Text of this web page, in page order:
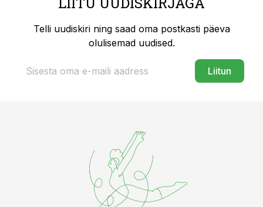
Telli uudiskiri ning saad oma postkasti päeva
olulisemad uudised.
Liitun